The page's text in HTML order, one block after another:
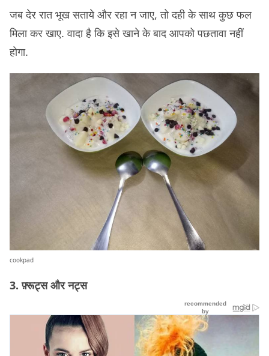
जब देर रात भूख सताये और रहा न जाए, तो दही के साथ कुछ फल
मिला कर खाए. वादा है कि इसे खाने के बाद आपको पछतावा नहीं
होगा.
cookpad
3. फ़्रूट्स और नट्स